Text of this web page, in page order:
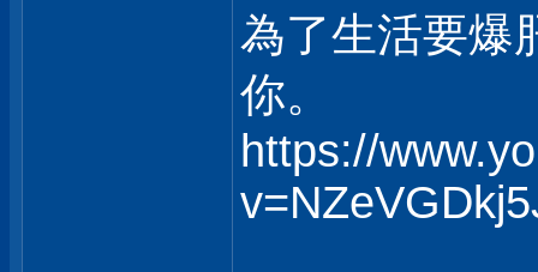
為了生活要爆
你。
https://